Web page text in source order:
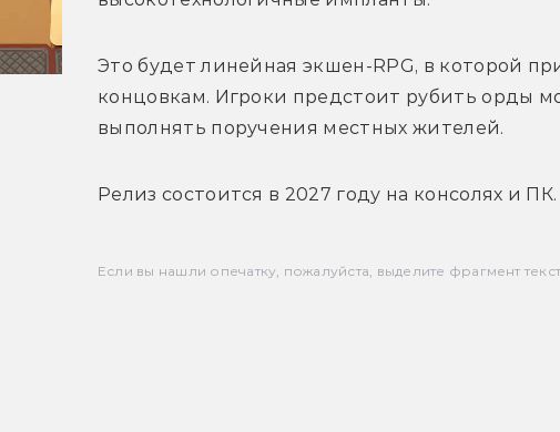
Это будет линейная экшен-RPG, в которой
концовкам. Игроки предстоит рубить орды
выполнять поручения местных жителей.
Релиз состоится в 2027 году на консолях и ПК.
Если вы нашли опечатку, пожалуйста, выделите фрагмент